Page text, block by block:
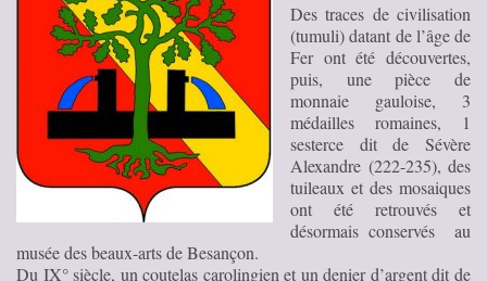
Des traces de civilisation
(tumuli) datant de l’âge de
Fer ont été découvertes,
puis, une pièce de
monnaie gauloise, 3
médailles romaines, 1
sesterce dit de Sévère
Alexandre (222-235), des
tuileaux et des mosaiques
ont été retrouvés et
désormais conservés au
musée des beaux-arts de Besançon.
Du IX° siècle, un coutelas carolingien et un denier d’argent dit de